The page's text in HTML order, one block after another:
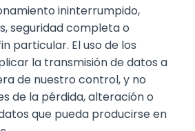
ininterrumpido,
seguridad completa o
particular. El uso de los
la transmisión de datos a
de nuestro control, y no
de la pérdida, alteración o
que pueda producirse en